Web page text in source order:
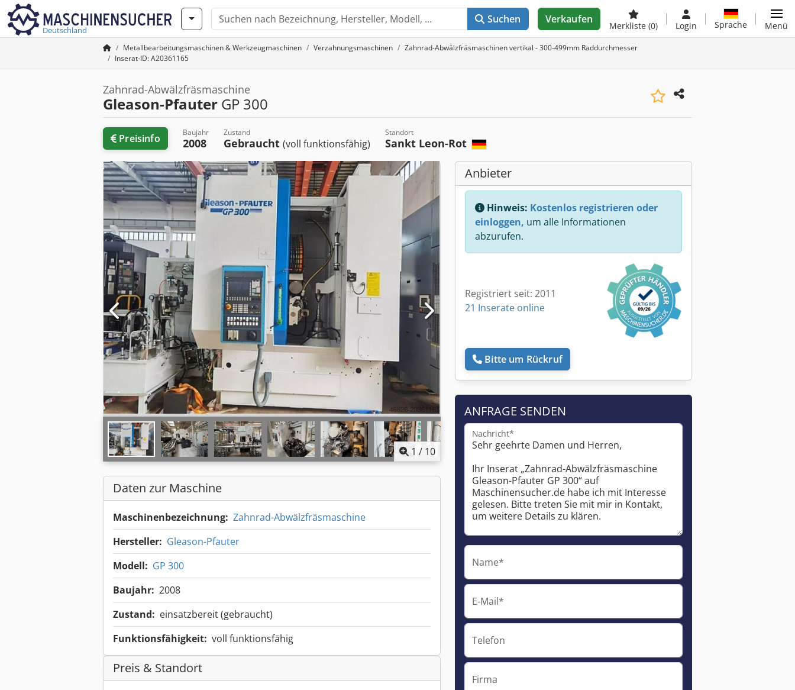
Deutschland
Suchen Verkaufen
Merkliste (0) Login Sprache Menü
Metallbearbeitungsmaschinen & Werkzeugmaschinen Verzahnungsmaschinen
Zahnrad-Abwälzfräsmaschinen vertikal - 300-499mm Raddurchmesser
Inserat-ID: A20361165
Zahnrad-Abwälzfräsmaschine
Gleason-Pfauter GP 300
Preisinfo Baujahr
2008
Zustand
Gebraucht (voll funktionsfähig)
Standort
Sankt Leon-Rot
1 / 10
Daten zur Maschine
Maschinenbezeichnung: Zahnrad-Abwälzfräsmaschine
Hersteller: Gleason-Pfauter
Modell: GP 300
Baujahr: 2008
Zustand: einsatzbereit (gebraucht)
Funktionsfähigkeit: voll funktionsfähig
Preis & Standort
Anbieter
Hinweis: Kostenlos registrieren oder
einloggen, um alle Informationen
abzurufen.
Registriert seit: 2011
21 Inserate online
Bitte um Rückruf
ANFRAGE SENDEN
Nachricht*
Name*
E-Mail*
Telefon
Firma